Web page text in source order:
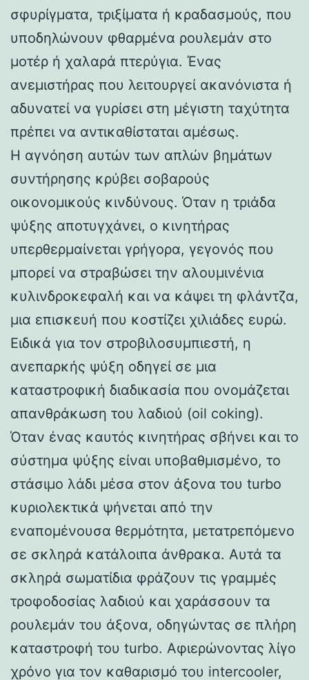
σφυρίγματα, τριξίματα ή κραδασμούς, που
υποδηλώνουν φθαρμένα ρουλεμάν στο
μοτέρ ή χαλαρά πτερύγια. Ένας
ανεμιστήρας που λειτουργεί ακανόνιστα ή
αδυνατεί να γυρίσει στη μέγιστη ταχύτητα
πρέπει να αντικαθίσταται αμέσως.
Η αγνόηση αυτών των απλών βημάτων
συντήρησης κρύβει σοβαρούς
οικονομικούς κινδύνους. Όταν η τριάδα
ψύξης αποτυγχάνει, ο κινητήρας
υπερθερμαίνεται γρήγορα, γεγονός που
μπορεί να στραβώσει την αλουμινένια
κυλινδροκεφαλή και να κάψει τη φλάντζα,
μια επισκευή που κοστίζει χιλιάδες ευρώ.
Ειδικά για τον στροβιλοσυμπιεστή, η
ανεπαρκής ψύξη οδηγεί σε μια
καταστροφική διαδικασία που ονομάζεται
απανθράκωση του λαδιού (oil coking).
Όταν ένας καυτός κινητήρας σβήνει και το
σύστημα ψύξης είναι υποβαθμισμένο, το
στάσιμο λάδι μέσα στον άξονα του turbo
κυριολεκτικά ψήνεται από την
εναπομένουσα θερμότητα, μετατρεπόμενο
σε σκληρά κατάλοιπα άνθρακα. Αυτά τα
σκληρά σωματίδια φράζουν τις γραμμές
τροφοδοσίας λαδιού και χαράσσουν τα
ρουλεμάν του άξονα, οδηγώντας σε πλήρη
καταστροφή του turbo. Αφιερώνοντας λίγο
χρόνο για τον καθαρισμό του intercooler,